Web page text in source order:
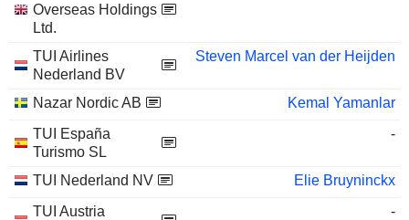
Overseas Holdings
Ltd.
TUI Airlines
Nederland BV
Steven Marcel van der Heijden
Nazar Nordic AB
Kemal Yamanlar
TUI España
Turismo SL
-
TUI Nederland NV
Elie Bruyninckx
TUI Austria
-